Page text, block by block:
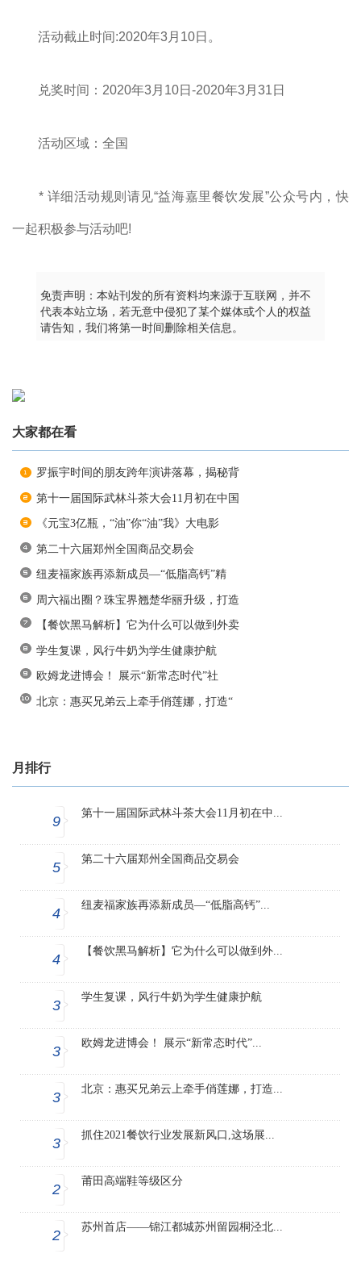
活动截止时间:2020年3月10日。
兑奖时间：2020年3月10日-2020年3月31日
活动区域：全国
* 详细活动规则请见“益海嘉里餐饮发展”公众号内，快
一起积极参与活动吧!
免责声明：本站刊发的所有资料均来源于互联网，并不
代表本站立场，若无意中侵犯了某个媒体或个人的权益
请告知，我们将第一时间删除相关信息。
大家都在看
罗振宇时间的朋友跨年演讲落幕，揭秘背
第十一届国际武林斗茶大会11月初在中国
《元宝3亿瓶，“油”你“油”我》大电影
第二十六届郑州全国商品交易会
纽麦福家族再添新成员—“低脂高钙”精
周六福出圈？珠宝界翘楚华丽升级，打造
【餐饮黑马解析】它为什么可以做到外卖
学生复课，风行牛奶为学生健康护航
欧姆龙进博会！ 展示“新常态时代”社
北京：惠买兄弟云上牵手俏莲娜，打造“
月排行
9
第十一届国际武林斗茶大会11月初在中...
5
第二十六届郑州全国商品交易会
4
纽麦福家族再添新成员—“低脂高钙”...
4
【餐饮黑马解析】它为什么可以做到外...
3
学生复课，风行牛奶为学生健康护航
3
欧姆龙进博会！ 展示“新常态时代”...
3
北京：惠买兄弟云上牵手俏莲娜，打造...
3
抓住2021餐饮行业发展新风口,这场展...
2
莆田高端鞋等级区分
2
苏州首店——锦江都城苏州留园桐泾北...